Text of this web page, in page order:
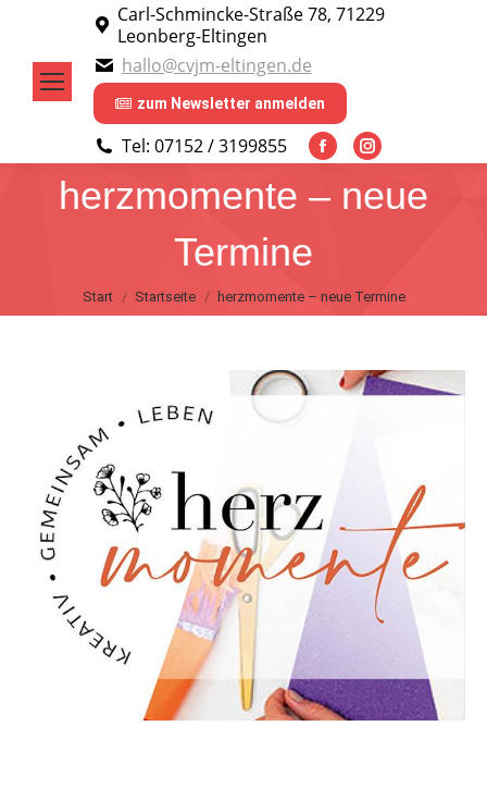
Carl-Schmincke-Straße 78, 71229
Leonberg-Eltingen
hallo@cvjm-eltingen.de
zum Newsletter anmelden
Tel: 07152 / 3199855
Facebook
page
opens
window
Instagram
page
opens
window
herzmomente – neue
Termine
Sie befinden sich hier:
Start Startseite herzmomente – neue Termine